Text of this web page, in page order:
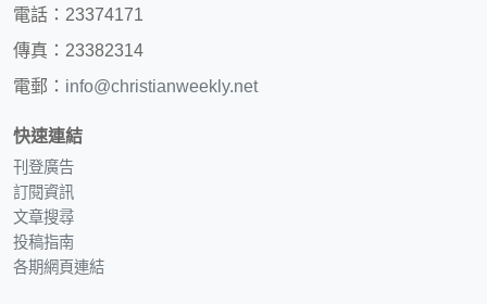
電話：23374171
傳真：23382314
電郵： info@christianweekly.net
快速連結
刊登廣告
訂閱資訊
文章搜尋
投稿指南
各期網頁連結